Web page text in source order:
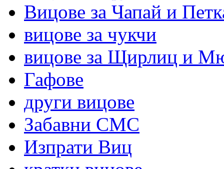
Вицове за Чапай и
вицове за чукчи
вицове за Щирлиц и
Гафове
други вицове
Забавни СМС
Изпрати Виц